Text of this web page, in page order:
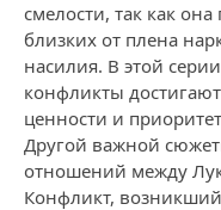
смелости, так как она
близких от плена
насилия. В этой
конфликты
ценности и
Другой важной
отношений между
Конфликт,